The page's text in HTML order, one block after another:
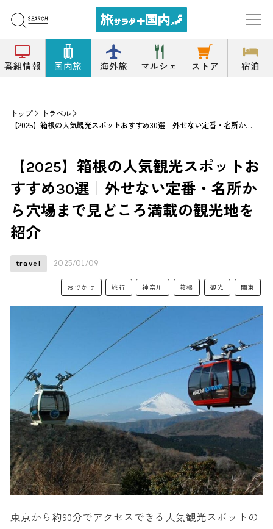
番組情報 国内旅 海外旅 マルシェ ストア 宿泊
トップ
トラベル
【2025】箱根の人気観光スポットおすすめ30選｜外せない定番・名所から穴場まで見どころ満載の観光地を紹介
【2025】箱根の人気観光スポットお
すすめ30選｜外せない定番・名所か
ら穴場まで見どころ満載の観光地を
紹介
travel 2025/01/09
おでかけ 旅行 神奈川 箱根 観光 関東
東京から約90分でアクセスできる人気観光スポットの